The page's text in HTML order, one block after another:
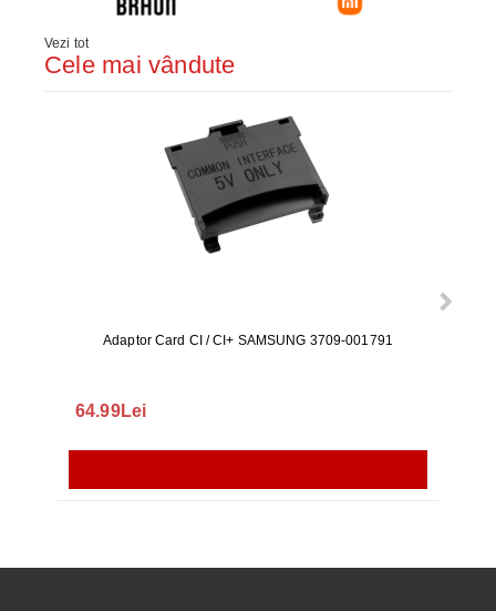
Vezi tot
Cele mai vândute
Adaptor Card CI / CI+ SAMSUNG 3709-001791
64.99Lei